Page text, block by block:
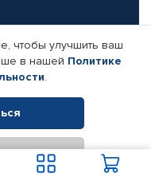
компании
права защищены.
Автопрофи.
чтобы улучшить ваш
в нашей Политике
.
В корзину